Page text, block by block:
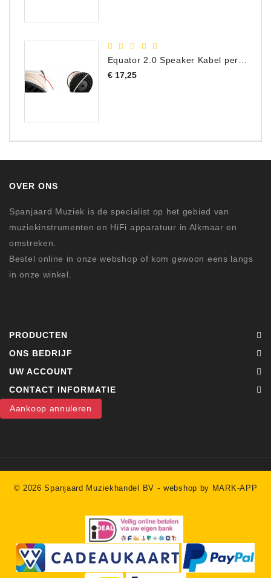
Equator 2.0 Speaker Kabel per meter
€ 17,25Prijs
OVER ONS
Spanjaard Muziek is de specialist op het gebied van
muziekinstrumenten en HiFi apparatuur in Alkmaar en
omstreken.
Bestel online in onze webshop of kom gewoon eens langs
in onze winkel.
PRODUCTEN
ONS BEDRIJF
UW ACCOUNT
CONTACT INFORMATIE
Aankoop annuleren
© 2026 Spanjaard Muziekhandel BV -webshop by MARK-APP